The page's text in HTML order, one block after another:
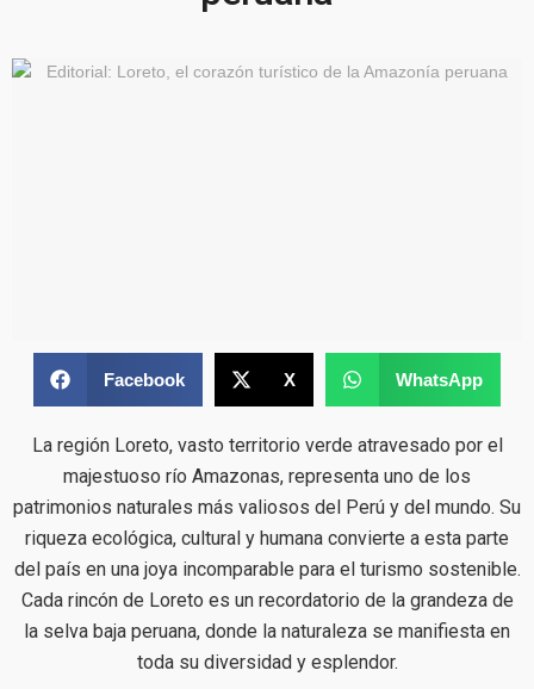
Facebook X WhatsApp
La región Loreto, vasto territorio verde atravesado por el
majestuoso río Amazonas, representa uno de los
patrimonios naturales más valiosos del Perú y del mundo. Su
riqueza ecológica, cultural y humana convierte a esta parte
del país en una joya incomparable para el turismo sostenible.
Cada rincón de Loreto es un recordatorio de la grandeza de
la selva baja peruana, donde la naturaleza se manifiesta en
toda su diversidad y esplendor.